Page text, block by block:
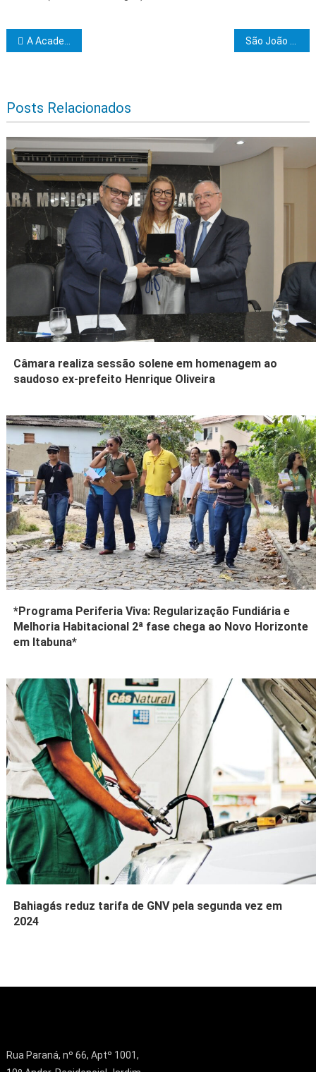
Navegação de Post
A Academia de Letras Jurídicas do Sul da Bahia elege novos acadêmicos
Posts Relacionados
Câmara realiza sessão solene em homenagem ao
saudoso ex-prefeito Henrique Oliveira
*Programa Periferia Viva: Regularização Fundiária e
Melhoria Habitacional 2ª fase chega ao Novo Horizonte
em Itabuna*
Bahiagás reduz tarifa de GNV pela segunda vez em
2024
Rua Paraná, nº 66, Aptº 1001,